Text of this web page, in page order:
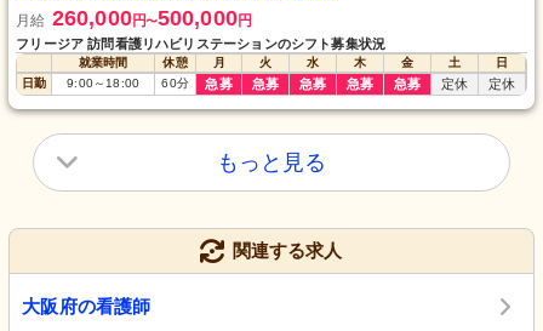
月給 260,000円〜500,000円
フリージア 訪問看護リハビリステーションのシフト募集状況
就業時間 休憩 月 火 水 木 金 土
日
日勤
9:00～ 18:00 60分 急募 急募 急募 急募 急募 定休 定休
もっと見る
関連する求人
大阪府の看護師